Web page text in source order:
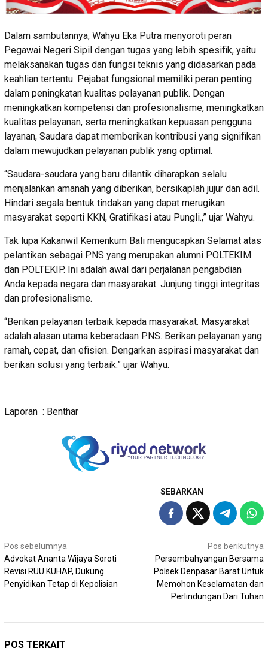
Dalam sambutannya, Wahyu Eka Putra menyoroti peran
Pegawai Negeri Sipil dengan tugas yang lebih spesifik, yaitu
melaksanakan tugas dan fungsi teknis yang didasarkan pada
keahlian tertentu. Pejabat fungsional memiliki peran penting
dalam peningkatan kualitas pelayanan publik. Dengan
meningkatkan kompetensi dan profesionalisme, meningkatkan
kualitas pelayanan, serta meningkatkan kepuasan pengguna
layanan, Saudara dapat memberikan kontribusi yang signifikan
dalam mewujudkan pelayanan publik yang optimal.
“Saudara-saudara yang baru dilantik diharapkan selalu
menjalankan amanah yang diberikan, bersikaplah jujur dan adil.
Hindari segala bentuk tindakan yang dapat merugikan
masyarakat seperti KKN, Gratifikasi atau Pungli.,” ujar Wahyu.
Tak lupa Kakanwil Kemenkum Bali mengucapkan Selamat atas
pelantikan sebagai PNS yang merupakan alumni POLTEKIM
dan POLTEKIP. Ini adalah awal dari perjalanan pengabdian
Anda kepada negara dan masyarakat. Junjung tinggi integritas
dan profesionalisme.
“Berikan pelayanan terbaik kepada masyarakat. Masyarakat
adalah alasan utama keberadaan PNS. Berikan pelayanan yang
ramah, cepat, dan efisien. Dengarkan aspirasi masyarakat dan
berikan solusi yang terbaik.” ujar Wahyu.
Laporan : Benthar
SEBARKAN
Navigasi
pos
Pos sebelumnya
Advokat Ananta Wijaya Soroti
Revisi RUU KUHAP, Dukung
Penyidikan Tetap di Kepolisian
Pos berikutnya
Persembahyangan Bersama
Polsek Denpasar Barat Untuk
Memohon Keselamatan dan
Perlindungan Dari Tuhan
POS TERKAIT